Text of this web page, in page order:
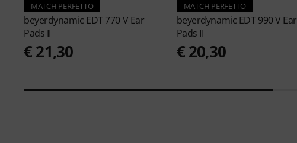
MATCH PERFETTO
beyerdynamic EDT 770 V Ear
Pads II
€ 21,30
MATCH PERFETTO
beyerdynamic EDT 990 V Ear
Pads II
€ 20,30